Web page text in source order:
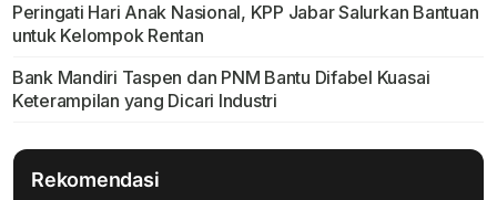
Peringati Hari Anak Nasional, KPP Jabar Salurkan Bantuan
untuk Kelompok Rentan
Bank Mandiri Taspen dan PNM Bantu Difabel Kuasai
Keterampilan yang Dicari Industri
Rekomendasi